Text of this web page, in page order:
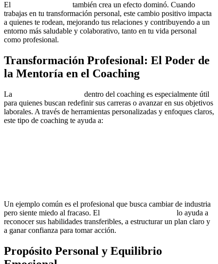
El
también crea un efecto dominó. Cuando
trabajas en tu transformación personal, este cambio positivo impacta
a quienes te rodean, mejorando tus relaciones y contribuyendo a un
entorno más saludable y colaborativo, tanto en tu vida personal
como profesional.
Transformación Profesional: El Poder de
la Mentoría en el Coaching
La
dentro del coaching es especialmente útil
para quienes buscan redefinir sus carreras o avanzar en sus objetivos
laborales. A través de herramientas personalizadas y enfoques claros,
este tipo de coaching te ayuda a:
Un ejemplo común es el profesional que busca cambiar de industria
pero siente miedo al fracaso. El
lo ayuda a
reconocer sus habilidades transferibles, a estructurar un plan claro y
a ganar confianza para tomar acción.
Propósito Personal y Equilibrio